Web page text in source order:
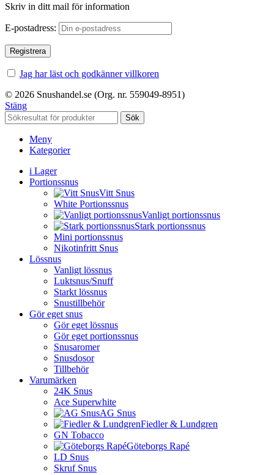
Skriv in ditt mail för information
E-postadress:
Jag har läst och godkänner villkoren
© 2026 Snushandel.se (Org. nr. 559049-8951)
Stäng
Sök
Meny
Kategorier
i Lager
Portionssnus
Vitt Snus
White Portionssnus
Vanligt portionssnus
Stark portionssnus
Mini portionssnus
Nikotinfritt Snus
Lössnus
Vanligt lössnus
Luktsnus/Snuff
Starkt lössnus
Snustillbehör
Gör eget snus
Gör eget lössnus
Gör eget portionssnus
Snusaromer
Snusdosor
Tillbehör
Varumärken
24K Snus
Ace Superwhite
AG Snus
Fiedler & Lundgren
GN Tobacco
Göteborgs Rapé
LD Snus
Skruf Snus